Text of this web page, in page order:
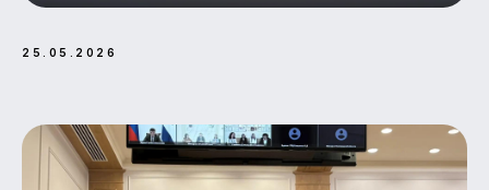
25.05.2026